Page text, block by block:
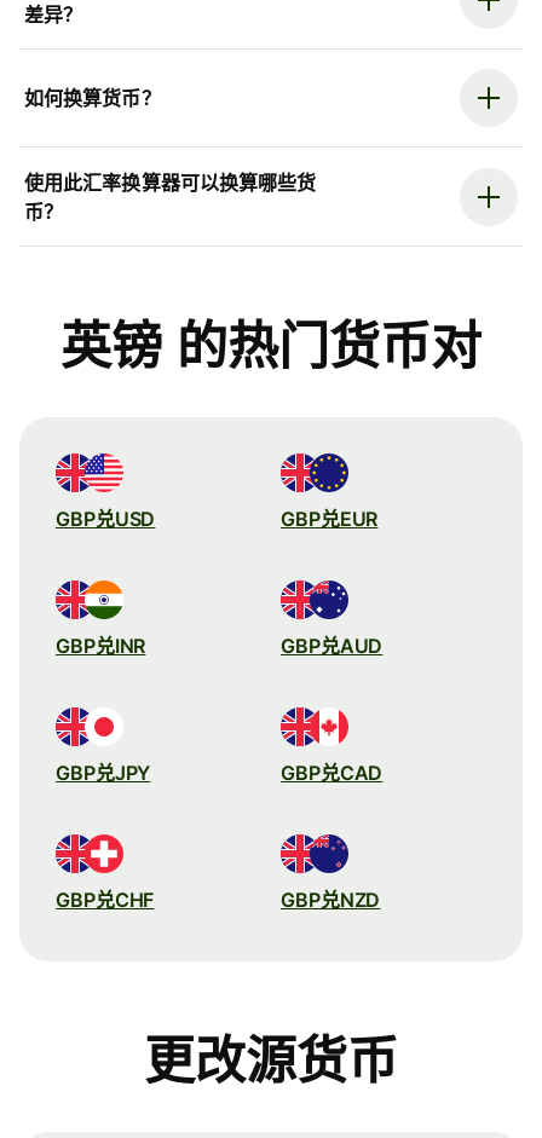
差异？
如何换算货币？
使用此汇率换算器可以换算哪些货
币？
英镑 的热门货币对
GBP兑USD GBP兑EUR
GBP兑INR GBP兑AUD
GBP兑JPY GBP兑CAD
GBP兑CHF GBP兑NZD
更改源货币